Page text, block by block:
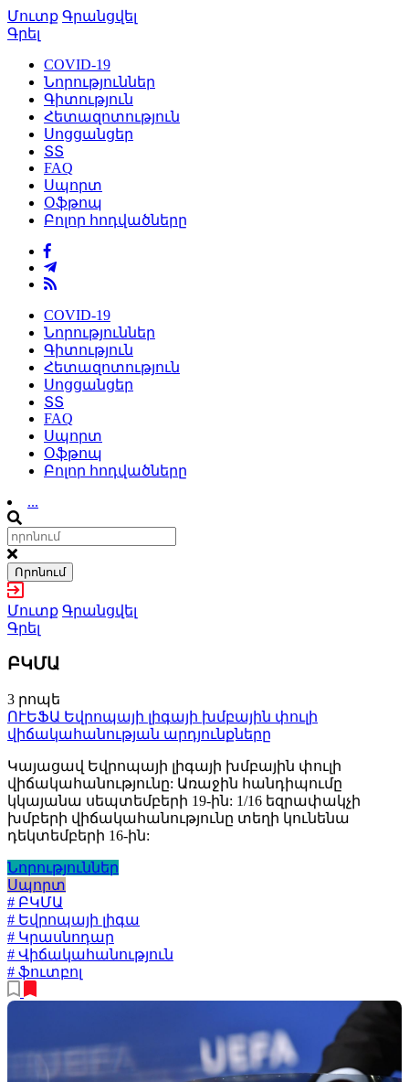
Մուտք Գրանցվել
Գրել
COVID-19
Նորություններ
Գիտություն
Հետազոտություն
Սոցցանցեր
ՏՏ
FAQ
Սպորտ
Օֆթոպ
Բոլոր հոդվածները
COVID-19
Նորություններ
Գիտություն
Հետազոտություն
Սոցցանցեր
ՏՏ
FAQ
Սպորտ
Օֆթոպ
Բոլոր հոդվածները
...
Որոնում
Մուտք Գրանցվել
Գրել
ԲԿՄԱ
3 րոպե
ՈՒԵՖԱ Եվրոպայի լիգայի խմբային փուլի
վիճակահանության արդյունքները
Կայացավ Եվրոպայի լիգայի խմբային փուլի
վիճակահանությունը: Առաջին հանդիպումը
կկայանա սեպտեմբերի 19-ին: 1/16 եզրափակչի
խմբերի վիճակահանությունը տեղի կունենա
դեկտեմբերի 16-ին:
Նորություններ
Սպորտ
# ԲԿՄԱ
# Եվրոպայի լիգա
# Կրասնոդար
# Վիճակահանություն
# ֆուտբոլ